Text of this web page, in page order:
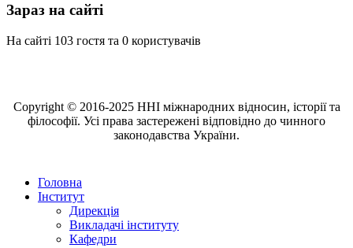
Зараз на сайті
На сайті 103 гостя та 0 користувачів
Copyright © 2016-2025 ННІ міжнародних відносин, історії та
філософії. Усі права застережені відповідно до чинного
законодавства України.
Головна
Інститут
Дирекція
Викладачі інституту
Кафедри